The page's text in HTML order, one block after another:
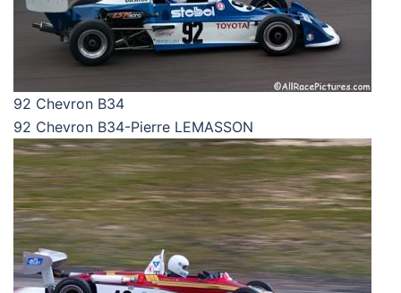
92 Chevron B34
92 Chevron B34-Pierre LEMASSON